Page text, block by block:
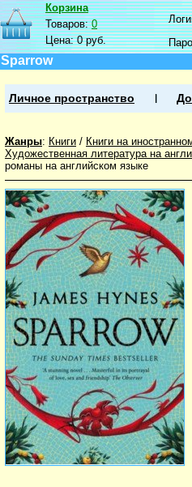
Корзина
Товаров:0
Цена:0 руб.
Sparrow
Личное пространство
Жанры: Книги / Книги на
Художественная литература на
романы на английском языке